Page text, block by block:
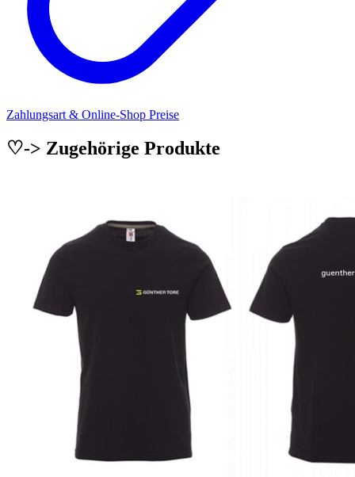
Zahlungsart & Online-Shop Preise
♡-> Zugehörige Produkte